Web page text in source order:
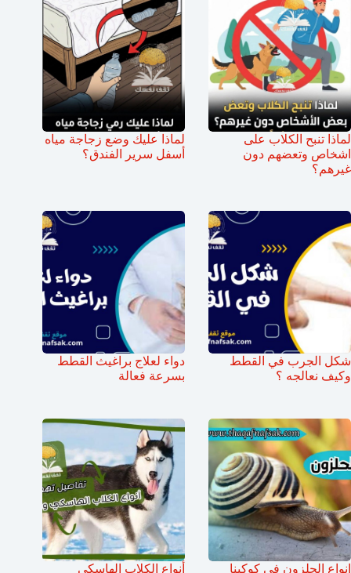
لماذا تنبح الكلاب على
اشخاص وتعضهم دون
غيرهم؟
لماذا عليك وضع زجاجة مياه
أسفل سرير الفندق؟
شكل الجرب في القطط
وكيف نعالجه ؟
دواء لعلاج براغيث القطط
بسرعة فعالة
انواع الحلزون في كوكبنا
أنواع الكلاب الهاسكي